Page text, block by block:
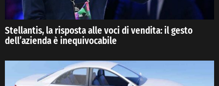
Stellantis, la risposta alle voci di vendita: il gesto
dell’azienda è inequivocabile